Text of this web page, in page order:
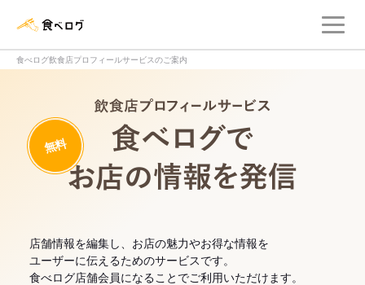
食べログ飲食店プロフィールサービスのご案内
無料
店舗情報を編集し、お店の魅力やお得な情報を
ユーザーに伝えるためのサービスです。
食べログ店舗会員になることでご利用いただけます。